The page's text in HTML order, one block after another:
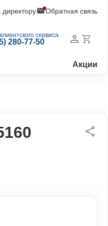
директору Обратная связь
сервиса
280-77-50
Акции